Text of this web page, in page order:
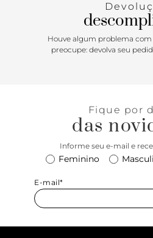
com leve saltinho traseiro e
rasteirinha deixa os dedos e
Dica de amiga: para a garantia
aconselhamos adquirir um
outono, ela vem em tiras mais
cabedal, com detalhe maxi
mais friozinhos - ela vai
Houve algum problema com
preocupe: devolva seu
Fique por
das
Informe seu e-mail e
Feminino
E-mail*